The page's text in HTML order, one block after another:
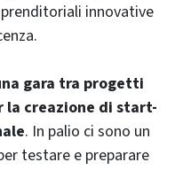
innovative
gara tra progetti
creazione di start-
. In palio ci sono un
testare e preparare